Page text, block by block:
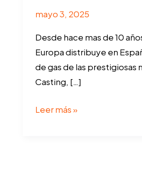
mayo 3, 2025
Desde hace mas de 10
Europa distribuye en
de gas de las prestigiosas
Casting, […]
Los
Leer más »